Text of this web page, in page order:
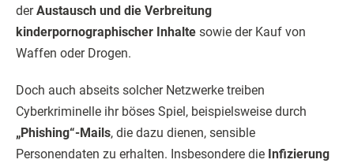
derAustausch und die Verbreitung
kinderpornographischer Inhalte sowie der Kauf von
Waffen oder Drogen.
Doch auch abseits solcher Netzwerke treiben
Cyberkriminelle ihr böses Spiel, beispielsweise durch
„Phishing“-Mails, die dazu dienen, sensible
Personendaten zu erhalten. Insbesondere die Infizierung